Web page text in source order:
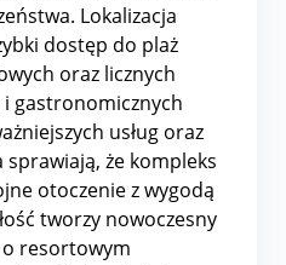
Lokalizacja
dostęp do plaż
oraz licznych
gastronomicznych
usług oraz
że kompleks
otoczenie z wygodą
tworzy nowoczesny
resortowym